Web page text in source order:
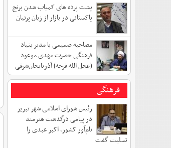
پشت پرده های کمیاب شدن برنج
پاکستانی در بازار از زبان پرنیان
مصاحبه صمیمی با مدیر بنیاد
فرهنگی حضرت مهدی موعود
(عجل الله فرجه) آذربایجان‌شرقی
فرهنگی
رئیس شورای اسلامی شهر تبریز
در پیامی درگذشت هنرمند
نام‌آور کشور، اکبر عبدی را
تسلیت گفت